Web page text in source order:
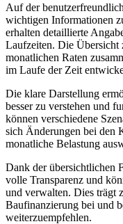
Auf der
wichtigen Informationen
erhalten detaillierte
Laufzeiten. Die Übersicht
monatlichen Raten
im Laufe der Zeit
Die klare Darstellung
besser zu verstehen und
können verschiedene
sich Änderungen bei den
monatliche Belastung
Dank der übersichtlichen
volle Transparenz und
und verwalten. Dies trägt
Baufinanzierung bei und
weiterzuempfehlen.